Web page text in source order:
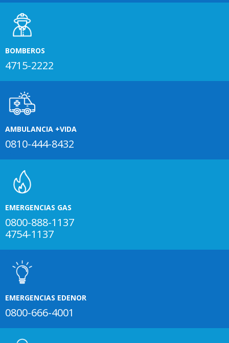
BOMBEROS
4715-2222
AMBULANCIA +VIDA
0810-444-8432
EMERGENCIAS GAS
0800-888-1137
4754-1137
EMERGENCIAS EDENOR
0800-666-4001